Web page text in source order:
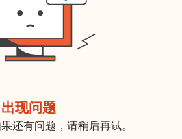
出现问题
还有问题，请稍后再试。